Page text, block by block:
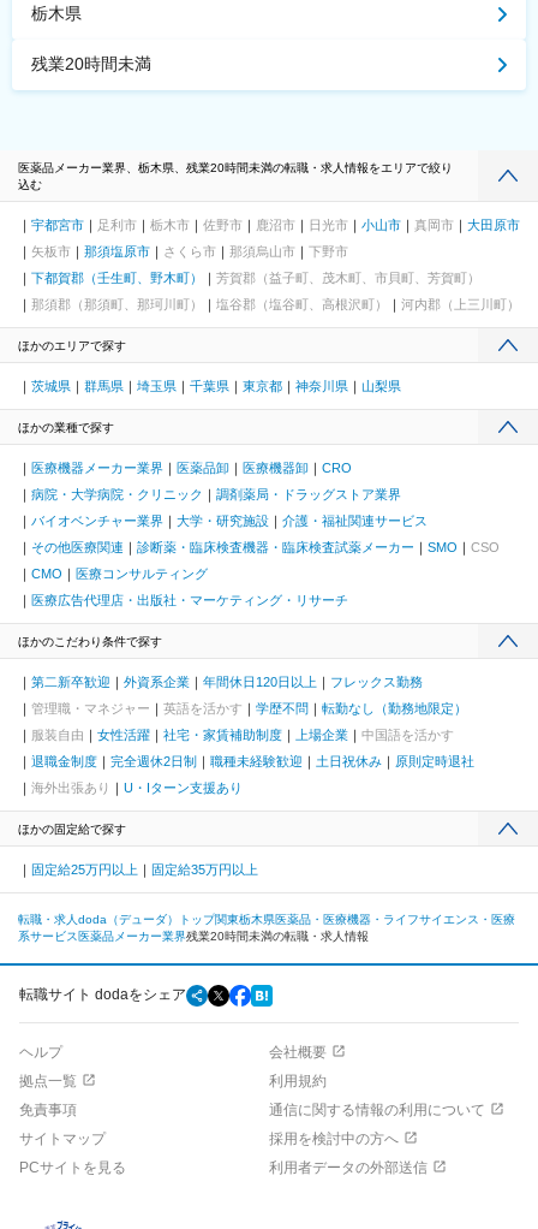
栃木県
残業20時間未満
医薬品メーカー業界、栃木県、残業20時間未満の転職・求人情報をエリアで絞り
込む
宇都宮市 足利市 栃木市 佐野市 鹿沼市 日光市 小山市 真岡市
大田原市
矢板市
那須塩原市 さくら市 那須烏山市
下野市
下都賀郡（壬生町、野木町）
芳賀郡（益子町、茂木町、市貝町、芳賀町）
那須郡（那須町、那珂川町）
塩谷郡（塩谷町、高根沢町） 河内郡（上三川町）
ほかのエリアで探す
茨城県 群馬県 埼玉県 千葉県 東京都 神奈川県 山梨県
ほかの業種で探す
医療機器メーカー業界 医薬品卸 医療機器卸
CRO
病院・大学病院・クリニック
調剤薬局・ドラッグストア業界
バイオベンチャー業界
大学・研究施設
介護・福祉関連サービス
その他医療関連
診断薬・臨床検査機器・臨床検査試薬メーカー SMO
CSO
CMO
医療コンサルティング
医療広告代理店・出版社・マーケティング・リサーチ
ほかのこだわり条件で探す
第二新卒歓迎 外資系企業 年間休日120日以上
フレックス勤務
管理職・マネジャー
英語を活かす 学歴不問
転勤なし（勤務地限定）
服装自由
女性活躍 社宅・家賃補助制度 上場企業
中国語を活かす
退職金制度
完全週休2日制 職種未経験歓迎 土日祝休み
原則定時退社
海外出張あり
U・Iターン支援あり
ほかの固定給で探す
固定給25万円以上 固定給35万円以上
転職・求人doda（デューダ）トップ関東栃木県医薬品・医療機器・ライフサイエンス・医療
系サービス 医薬品メーカー業界残業20時間未満の転職・求人情報
転職サイト dodaをシェア
ヘルプ
会社概要
拠点一覧
利用規約
免責事項
通信に関する情報の利用について
サイトマップ
採用を検討中の方へ
PCサイトを見る
利用者データの外部送信